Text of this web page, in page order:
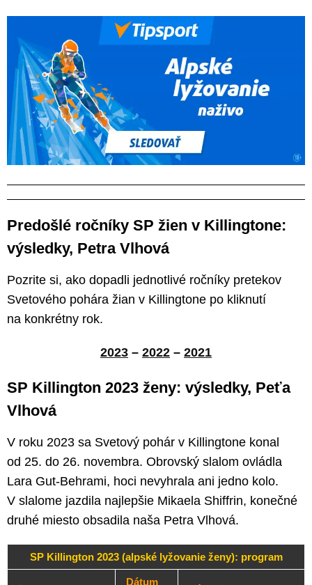
Predošlé ročníky SP žien v Killingtone:
výsledky, Petra Vlhová
Pozrite si, ako dopadli jednotlivé ročníky pretekov
Svetového pohára žian v Killingtone po kliknutí
na konkrétny rok.
2023 – 2022 – 2021
SP Killington 2023 ženy: výsledky, Peťa
Vlhová
V roku 2023 sa Svetový pohár v Killingtone konal
od 25. do 26. novembra. Obrovský slalom ovládla
Lara Gut-Behrami, hoci nevyhrala ani jedno kolo.
V slalome jazdila najlepšie Mikaela Shiffrin, konečné
druhé miesto obsadila naša Petra Vlhová.
SP Killington 2023 (alpské lyžovanie ženy): program
Dátum